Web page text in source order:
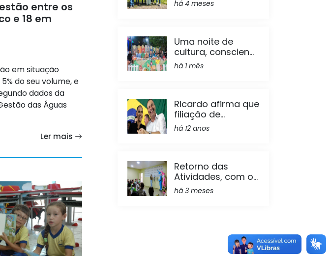
entre os
e 18 em
em situação
do seu volume, e
dados da
das Águas
Ler mais
há 4 meses
Uma noite de
cultura, conscien...
há 1 mês
Ricardo afirma que
filiação de...
há 12 anos
Retorno das
Atividades, com o...
há 3 meses